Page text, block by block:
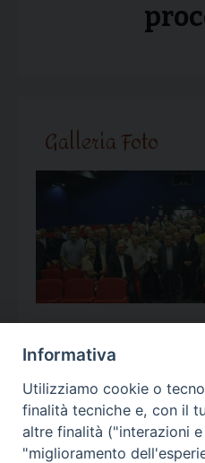
Galleria Foto
Calendario
<< Ago
Informativa
Utilizziamo cookie o
finalità tecniche e, con il
altre finalità ("interazioni
"miglioramento